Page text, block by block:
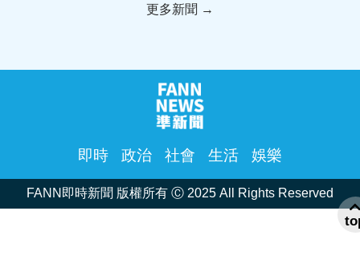
更多新聞 →
即時 政治 社會 生活 娛樂
FANN即時新聞 版權所有 Ⓒ 2025 All Rights Reserved